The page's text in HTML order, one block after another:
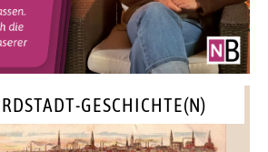
GESCHICHTE(N)